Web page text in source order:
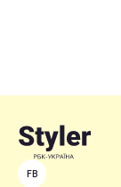
FB